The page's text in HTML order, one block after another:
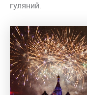
гуляний.